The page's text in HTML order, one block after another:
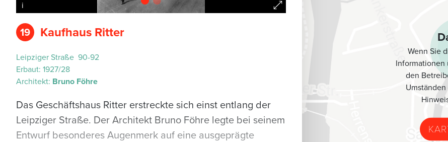
Wenn Sie
Informationen
den
i
19 Kaufhaus Ritter
Leipziger Straße 90-92
Erbaut: 1927/28
Architekt: Bruno Föhre
Das Geschäftshaus Ritter erstreckte sich einst entlang der
Leipziger Straße. Der Architekt Bruno Föhre legte bei seinem
Entwurf besonderes Augenmerk auf eine ausgeprägte